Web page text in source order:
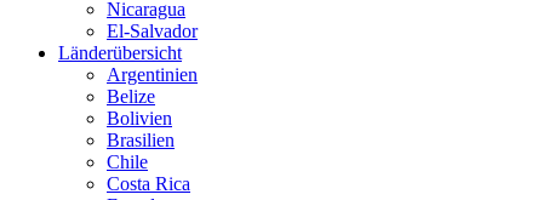
Nicaragua
El-Salvador
Länderübersicht
Argentinien
Belize
Bolivien
Brasilien
Chile
Costa Rica